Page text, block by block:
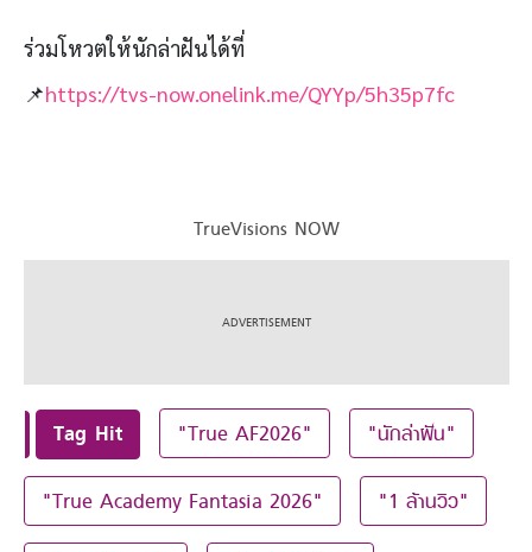
ร่วมโหวตให้นักล่าฝันได้ที่
📌https://tvs-now.onelink.me/QYYp/5h35p7fc
TrueVisions NOW
Tag Hit "True AF2026" "นักล่าฝัน"
"True Academy Fantasia 2026" "1 ล้านวิว"